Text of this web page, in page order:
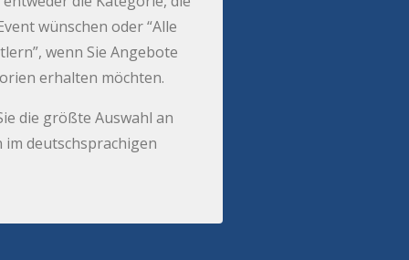
wünschen oder “Alle
wenn Sie Angebote
erhalten möchten.
die größte Auswahl an
deutschsprachigen